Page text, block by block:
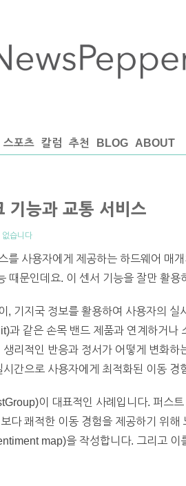
스포츠 칼럼 추천 BLOG ABOUT
기능과 교통 서비스
없습니다
를 사용자에게 제공하는 하드웨어 매
때문인데요. 이 센서 기능을 잘만 활
, 기지국 정보를 활용하여 사용자의
과 같은 손목 밴드 제품과 연계하거
리적인 반응과 정서가 어떻게 변화
간으로 사용자에게 최적화된 이동 경
이 대표적인 사례입니다. 퍼스
다 쾌적한 이동 경험을 제공하기 위
map)을 작성합니다. 그리고